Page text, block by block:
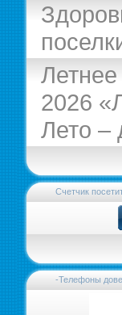
2026
Лето –
Счетчик
-Телефоны